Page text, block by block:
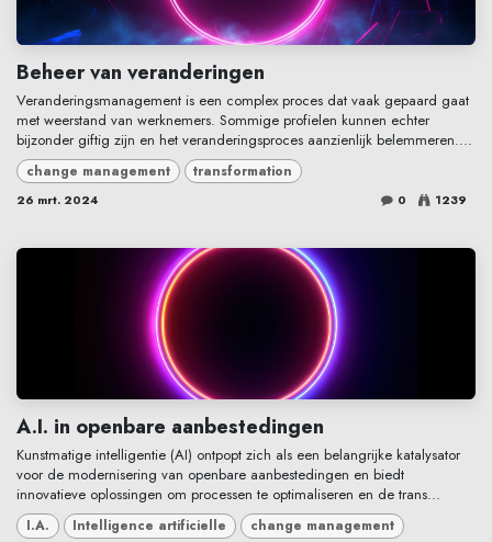
Beheer van veranderingen
Veranderingsmanagement is een complex proces dat vaak gepaard gaat
met weerstand van werknemers. Sommige profielen kunnen echter
bijzonder giftig zijn en het veranderingsproces aanzienlijk belemmeren....
change management transformation
26 mrt. 2024 0 1239
A.I. in openbare aanbestedingen
Kunstmatige intelligentie (AI) ontpopt zich als een belangrijke katalysator
voor de modernisering van openbare aanbestedingen en biedt
innovatieve oplossingen om processen te optimaliseren en de trans...
I.A. Intelligence artificielle
change management